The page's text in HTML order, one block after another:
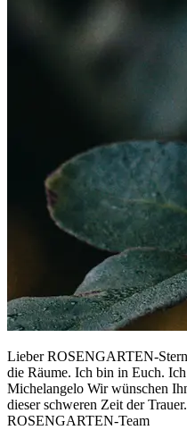
Lieber ROSENGARTEN-
die Räume. Ich bin in Euch.
Michelangelo Wir wünschen
dieser schweren Zeit der
ROSENGARTEN-Team